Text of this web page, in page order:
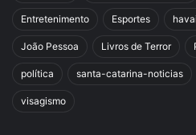
Entretenimento Esportes
João Pessoa Livros de Terror
política santa-catarina-noticias
visagismo